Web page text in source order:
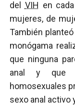
del VIH en
mujeres, de
También
monógama
que ninguna
anal y que
homosexuales
sexo anal activo